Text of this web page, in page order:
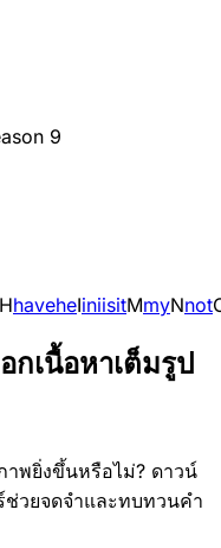
9
HhaveheIiniisitMmyNnot
เนื้อหาเต็มรูป
าพยิ่งขึ้นหรือไม่? ดาวน์
วยจดจำและทบทวนคำ